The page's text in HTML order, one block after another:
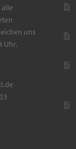
uns
Uhr.